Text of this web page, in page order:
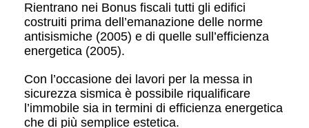
Rientrano nei Bonus fiscali tutti gli edifici
costruiti prima dell’emanazione delle norme
antisismiche (2005) e di quelle sull’efficienza
energetica (2005).
Con l’occasione dei lavori per la messa in
sicurezza sismica è possibile riqualificare
l’immobile sia in termini di efficienza energetica
che di più semplice estetica.